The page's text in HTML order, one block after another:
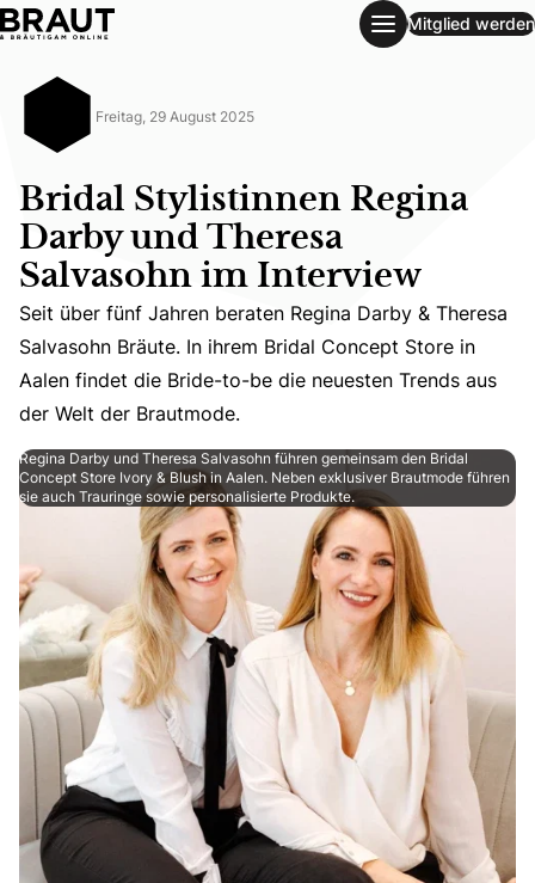
Bridal Stylistinnen Regina Darby und Theresa Salvasohn
Mitglied werden
Freitag, 29 August 2025
Bridal Stylistinnen Regina
Darby und Theresa
Salvasohn im Interview
Seit über fünf Jahren beraten Regina Darby & Theresa
Seit über fünf Jahren beraten Regina Darby & Theresa
Salvasohn Bräute. In ihrem Bridal Concept Store in
Aalen findet die Bride-to-be die neuesten Trends aus
der Welt der Brautmode.
Regina Darby und Theresa Salvasohn führen gemeinsam den Bridal
Concept Store Ivory & Blush in Aalen. Neben exklusiver Brautmode führen
sie auch Trauringe sowie personalisierte Produkte.